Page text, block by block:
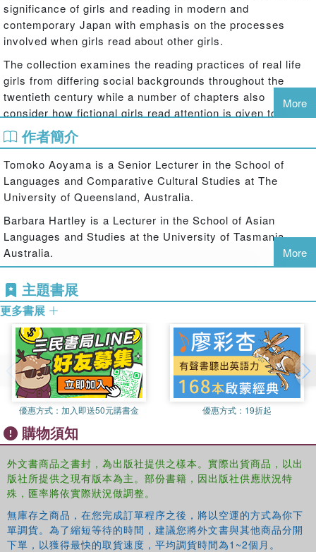
significance of girls and reading in modern and
contemporary Japan with emphasis on the processes
involved when girls read about other girls.
The collection examines the reading practices of real life
girls from differing social backgrounds throughout the
twentieth century while a number of chapters also
consider how fictional girls read attention is given to the
diverse cultural representations of the girl, or
are the objects of the reading desires of Japan's real life
and fictional girls. These representations appear in various
genres, including prose fiction, such as Yoshiya Nobuko's
Flower Storiesand Takemoto Nobara's
This volume presents the work of pioneering women
scholars in the field of girl studies including translations of
a ground-breaking essay by Honda Masuko on reading
masculine critiques of best-selling novelist, Yoshimoto
Banana. Other topics range from the reception of
homoerotic narratives.
More
作者簡介
Tomoko Aoyama is a Senior Lecturer in the School of
Languages and Comparative Cultural Studies at The
University of Queensland, Australia.
Barbara Hartley is a Lecturer in the School of Asian
Languages and Studies at the University of Tasmania,
Australia.
More
主題書展
更多書展
優惠方式： 加入即送50元購書金 優惠方式： 19折起
購物須知
外文書商品之書封，為出版社提供之樣本。實際出貨商品，以出
版社所提供之現有版本為主。部份書籍，因出版社供應狀況特
殊，匯率將依實際狀況做調整。
無庫存之商品，在您完成訂單程序之後，將以空運的方式為你下
單調貨。為了縮短等待的時間，建議您將外文書與其他商品分開
下單，以獲得最快的取貨速度，平均調貨時間為1~2個月。